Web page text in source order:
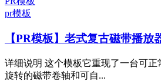
pr模板
【PR模板】老式复古磁带播放
详细说明 这个模板它重现了一台可
旋转的磁带卷轴和可自...